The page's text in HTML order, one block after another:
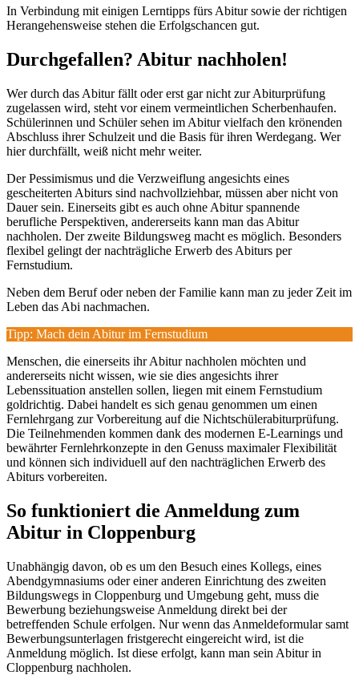
In Verbindung mit einigen Lerntipps fürs Abitur sowie der richtigen
Herangehensweise stehen die Erfolgschancen gut.
Durchgefallen? Abitur nachholen!
Wer durch das Abitur fällt oder erst gar nicht zur Abiturprüfung
zugelassen wird, steht vor einem vermeintlichen Scherbenhaufen.
Schülerinnen und Schüler sehen im Abitur vielfach den krönenden
Abschluss ihrer Schulzeit und die Basis für ihren Werdegang. Wer
hier durchfällt, weiß nicht mehr weiter.
Der Pessimismus und die Verzweiflung angesichts eines
gescheiterten Abiturs sind nachvollziehbar, müssen aber nicht von
Dauer sein. Einerseits gibt es auch ohne Abitur spannende
berufliche Perspektiven, andererseits kann man das Abitur
nachholen. Der zweite Bildungsweg macht es möglich. Besonders
flexibel gelingt der nachträgliche Erwerb des Abiturs per
Fernstudium.
Neben dem Beruf oder neben der Familie kann man zu jeder Zeit im
Leben das Abi nachmachen.
Tipp: Mach dein Abitur im Fernstudium
Menschen, die einerseits ihr Abitur nachholen möchten und
andererseits nicht wissen, wie sie dies angesichts ihrer
Lebenssituation anstellen sollen, liegen mit einem Fernstudium
goldrichtig. Dabei handelt es sich genau genommen um einen
Fernlehrgang zur Vorbereitung auf die Nichtschülerabiturprüfung.
Die Teilnehmenden kommen dank des modernen E-Learnings und
bewährter Fernlehrkonzepte in den Genuss maximaler Flexibilität
und können sich individuell auf den nachträglichen Erwerb des
Abiturs vorbereiten.
So funktioniert die Anmeldung zum
Abitur in Cloppenburg
Unabhängig davon, ob es um den Besuch eines Kollegs, eines
Abendgymnasiums oder einer anderen Einrichtung des zweiten
Bildungswegs in Cloppenburg und Umgebung geht, muss die
Bewerbung beziehungsweise Anmeldung direkt bei der
betreffenden Schule erfolgen. Nur wenn das Anmeldeformular samt
Bewerbungsunterlagen fristgerecht eingereicht wird, ist die
Anmeldung möglich. Ist diese erfolgt, kann man sein Abitur in
Cloppenburg nachholen.